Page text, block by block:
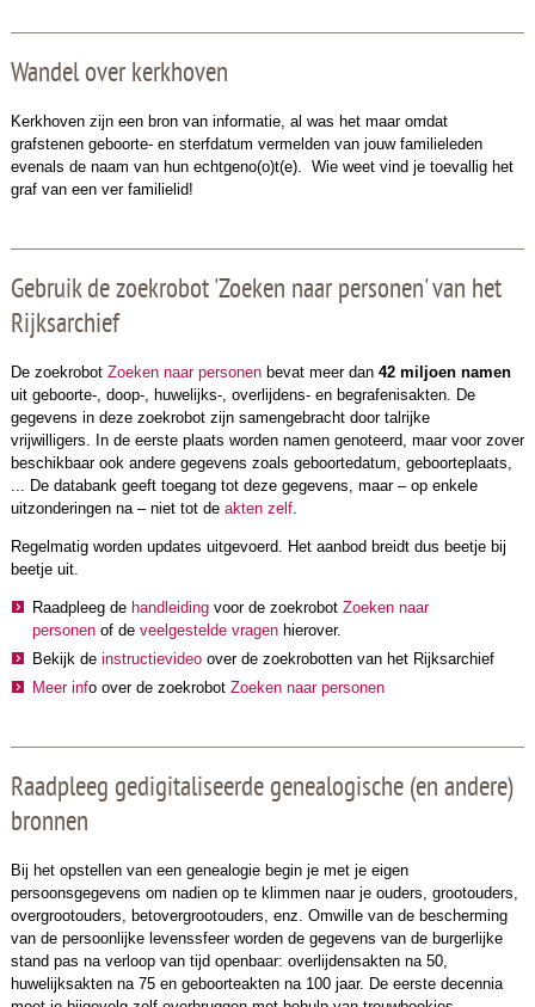
Wandel over kerkhoven
Kerkhoven zijn een bron van informatie, al was het maar omdat
grafstenen geboorte- en sterfdatum vermelden van jouw familieleden
evenals de naam van hun echtgeno(o)t(e). Wie weet vind je toevallig het
graf van een ver familielid!
Gebruik de zoekrobot 'Zoeken naar personen' van het
Rijksarchief
De zoekrobot Zoeken naar personenbevat meer dan 42 miljoen namen
uit geboorte-, doop-, huwelijks-, overlijdens- en begrafenisakten. De
gegevens in deze zoekrobot zijn samengebracht door talrijke
vrijwilligers. In de eerste plaats worden namen genoteerd, maar voor zover
beschikbaar ook andere gegevens zoals geboortedatum, geboorteplaats,
... De databank geeft toegang tot deze gegevens, maar – op enkele
uitzonderingen na – niet tot de akten zelf.
Regelmatig worden updates uitgevoerd. Het aanbod breidt dus beetje bij
beetje uit.
Raadpleeg de handleidingvoor de zoekrobot Zoeken naar
personenof de veelgestelde vragenhierover.
Bekijk de instructievideoover de zoekrobotten van het Rijksarchief
Meer info over de zoekrobot Zoeken naar personen
Raadpleeg gedigitaliseerde genealogische (en andere)
bronnen
Bij het opstellen van een genealogie begin je met je eigen
persoonsgegevens om nadien op te klimmen naar je ouders, grootouders,
overgrootouders, betovergrootouders, enz. Omwille van de bescherming
van de persoonlijke levenssfeer worden de gegevens van de burgerlijke
stand pas na verloop van tijd openbaar: overlijdensakten na 50,
huwelijksakten na 75 en geboorteakten na 100 jaar. De eerste decennia